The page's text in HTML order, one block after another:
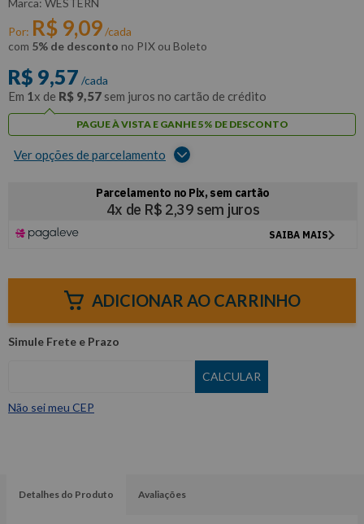
Por: R$ 9,09/cada
com 5% de desconto no PIX ou Boleto
R$ 9,57 /cada
Em 1x de R$ 9,57 sem juros no cartão de crédito
PAGUE À VISTA E GANHE 5% DE DESCONTO
Ver opções de parcelamento
ADICIONAR AO CARRINHO
Não sei meu CEP
Detalhes do Produto Avaliações